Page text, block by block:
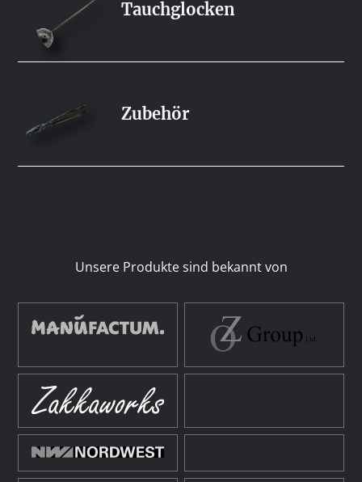
Tauchglocken
Zubehör
Unsere Produkte sind bekannt von